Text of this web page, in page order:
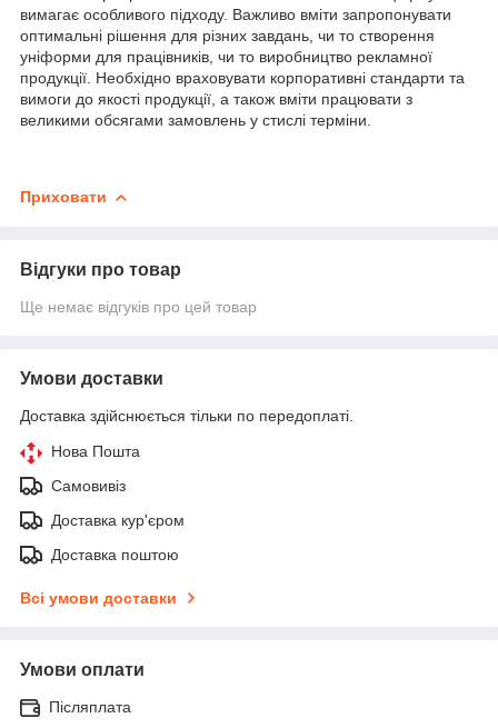
вимагає особливого підходу. Важливо вміти запропонувати
оптимальні рішення для різних завдань, чи то створення
уніформи для працівників, чи то виробництво рекламної
продукції. Необхідно враховувати корпоративні стандарти та
вимоги до якості продукції, а також вміти працювати з
великими обсягами замовлень у стислі терміни.
Приховати
Відгуки про товар
Ще немає відгуків про цей товар
Умови доставки
Доставка здійснюється тільки по передоплаті.
Нова Пошта
Самовивіз
Доставка кур'єром
Доставка поштою
Всі умови доставки
Умови оплати
Післяплата